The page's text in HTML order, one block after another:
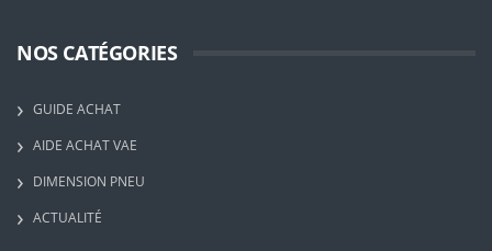
NOS CATÉGORIES
GUIDE ACHAT
AIDE ACHAT VAE
DIMENSION PNEU
ACTUALITÉ